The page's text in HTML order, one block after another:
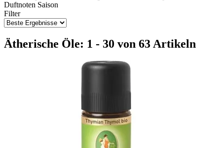
Duftnoten Saison
Filter
Ätherische Öle: 1 - 30 von 63 Artikeln